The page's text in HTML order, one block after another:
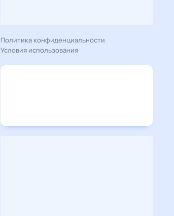
Политика конфиденциальности
Условия использования